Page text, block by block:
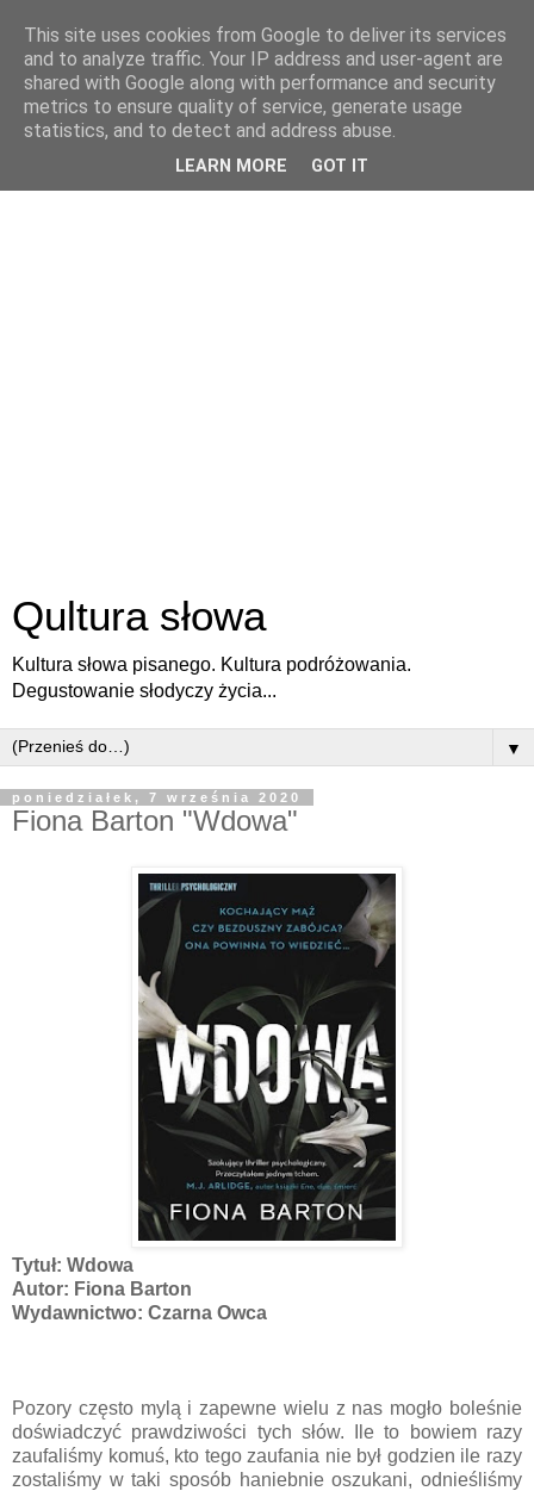
Qultura słowa
Kultura słowa pisanego. Kultura podróżowania.
Degustowanie słodyczy życia...
▼
poniedziałek, 7 września 2020
Fiona Barton "Wdowa"
Tytuł: Wdowa
Autor: Fiona Barton
Wydawnictwo: Czarna Owca
Pozory często mylą i zapewne wielu z nas mogło boleśnie
doświadczyć prawdziwości tych słów. Ile to bowiem razy
zaufaliśmy komuś, kto tego zaufania nie był godzien ile razy
zostaliśmy w taki sposób haniebnie oszukani, odnieśliśmy
This site uses cookies from Google to deliver its services
and to analyze traffic. Your IP address and user-agent are
shared with Google along with performance and security
metrics to ensure quality of service, generate usage
statistics, and to detect and address abuse.
LEARN MORE GOT IT